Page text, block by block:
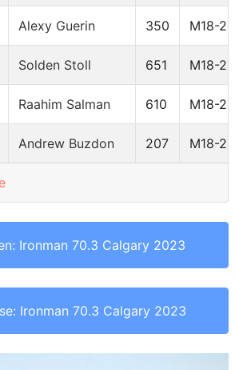
Alexy Guerin 350 M18-24
Solden Stoll 651 M18-24
Raahim Salman 610 M18-24
Andrew Buzdon 207 M18-24
Ironman 70.3 Calgary 2023
Ironman 70.3 Calgary 2023